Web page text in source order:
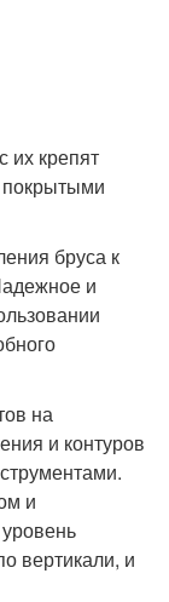
их крепят
бруса к
и
на
и контуров
и
вертикали, и